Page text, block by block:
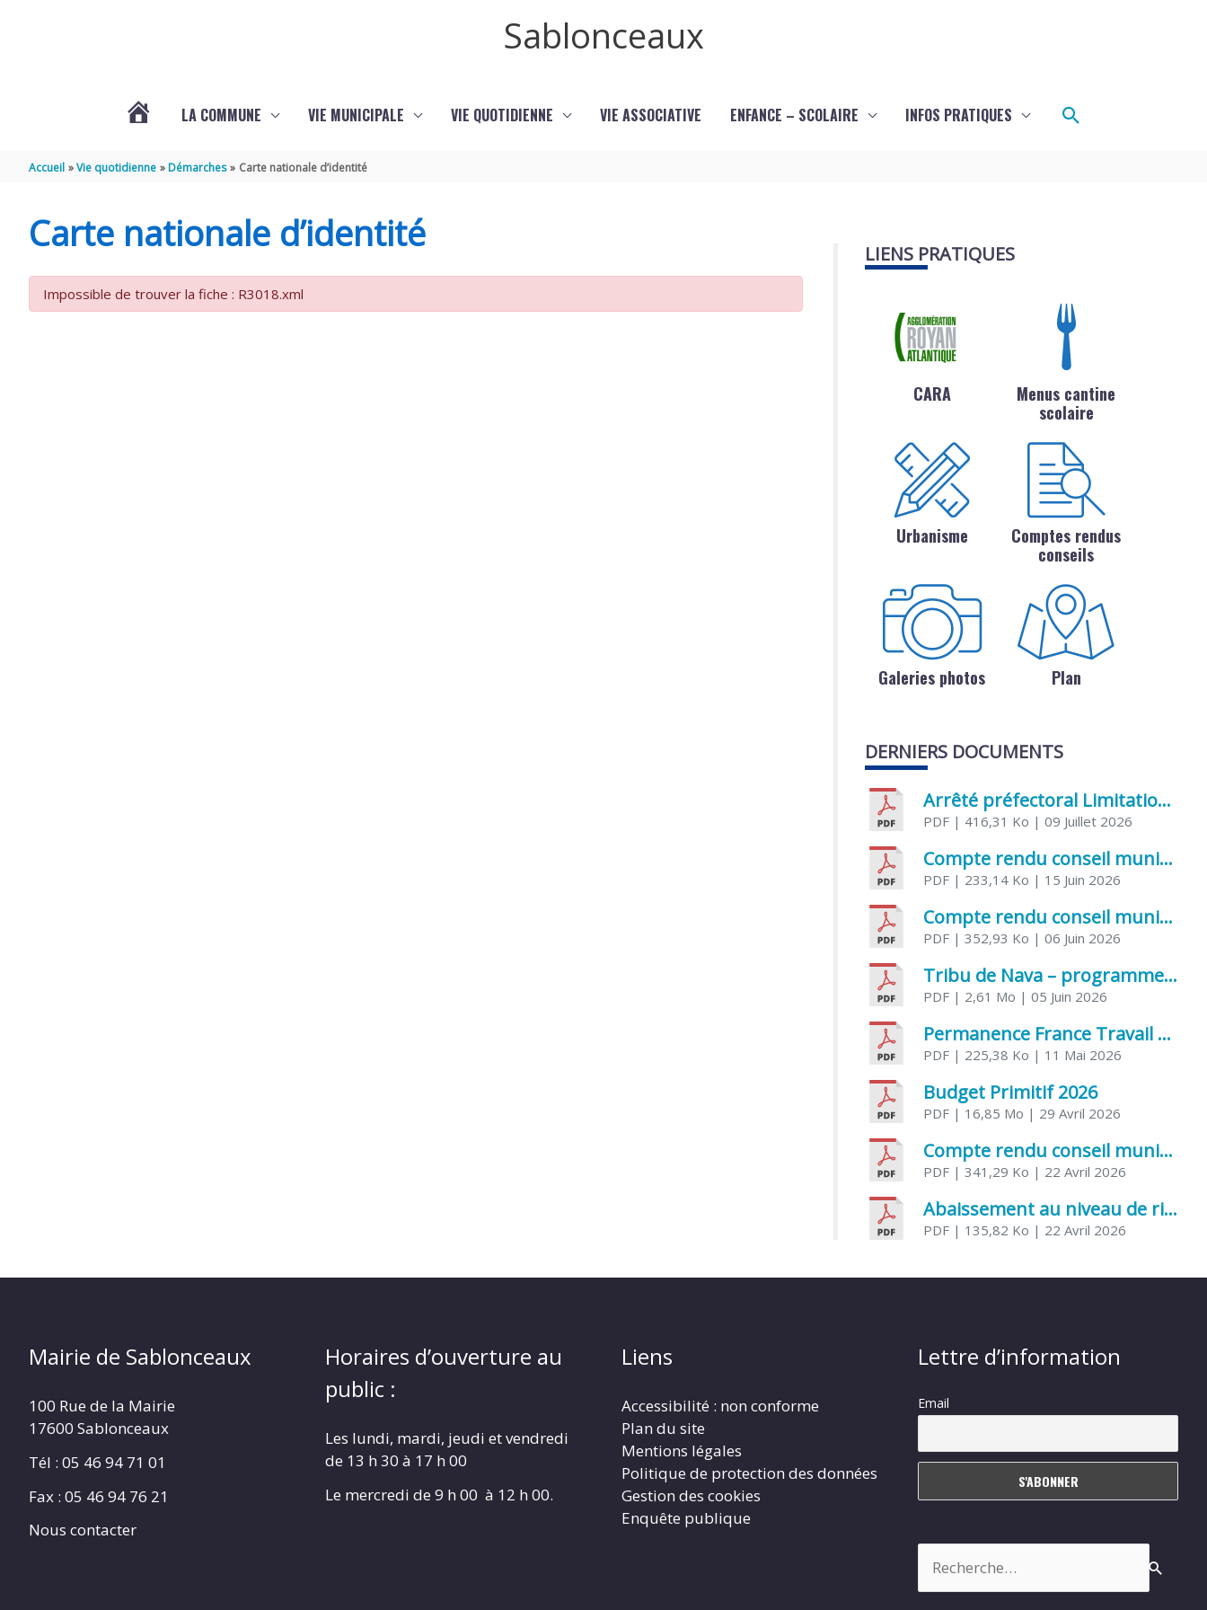
Sablonceaux
LA COMMUNE VIE MUNICIPALE VIE QUOTIDIENNE VIE ASSOCIATIVE ENFANCE – SCOLAIRE INFOS PRATIQUES Rechercher
Accueil Vie quotidienne Démarches Carte nationale d’identité
Carte nationale d’identité
Impossible de trouver la fiche : R3018.xml
LIENS PRATIQUES
CARA
Menus cantine
scolaire
Urbanisme
Comptes rendus
conseils
Galeries photos Plan
DERNIERS DOCUMENTS
Arrêté préfectoral Limitation provisoire des usages de l’eau
PDF | 416,31 Ko | 09 Juillet 2026
Compte rendu conseil municipal 5 juin 2026 sénatoriale
PDF | 233,14 Ko | 15 Juin 2026
Compte rendu conseil municipal – 21 avril 2026
PDF | 352,93 Ko | 06 Juin 2026
Tribu de Nava – programme et inscriptions été 2026
PDF | 2,61 Mo | 05 Juin 2026
Permanence France Travail au CCAS de Saujon Juin 2026
PDF | 225,38 Ko | 11 Mai 2026
Budget Primitif 2026
PDF | 16,85 Mo | 29 Avril 2026
Compte rendu conseil municipal – 7 avril 2026
PDF | 341,29 Ko | 22 Avril 2026
Abaissement au niveau de risque modéré de l’Influenza aviaire
PDF | 135,82 Ko | 22 Avril 2026
Mairie de Sablonceaux
100 Rue de la Mairie
17600 Sablonceaux
Tél : 05 46 94 71 01
Fax : 05 46 94 76 21
Nous contacter
Horaires d’ouverture au
public :
Les lundi, mardi, jeudi et vendredi
de 13 h 30 à 17 h 00
Le mercredi de 9 h 00 à 12 h 00.
Liens
Accessibilité : non conforme
Plan du site
Mentions légales
Politique de protection des données
Gestion des cookies
Enquête publique
Lettre d’information
Email